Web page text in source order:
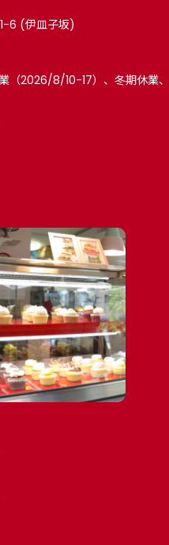
6 (伊皿子坂)
（2026/8/10-17）、冬期休業